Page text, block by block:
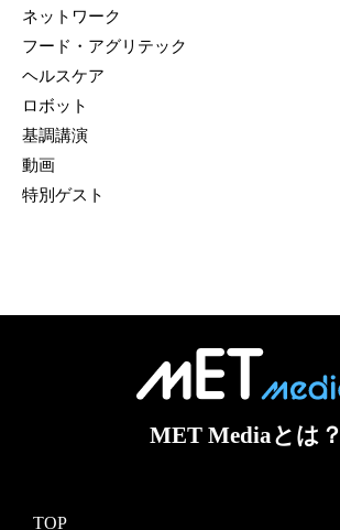
ネットワーク
フード・アグリテック
ヘルスケア
ロボット
基調講演
動画
特別ゲスト
MET Mediaとは？
TOP